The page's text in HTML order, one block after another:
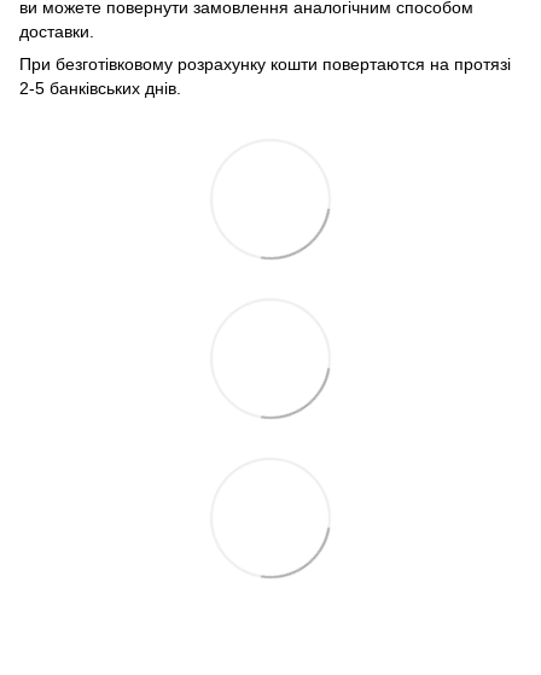
ви можете повернути замовлення аналогічним способом
доставки.
При безготівковому розрахунку кошти повертаются на протязі
2-5 банківських днів.